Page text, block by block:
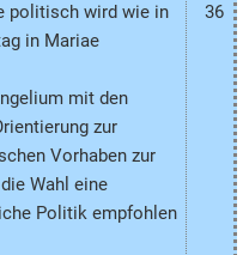
politisch wird wie in
in Mariae
mit den
zur
Vorhaben zur
Wahl eine
Politik empfohlen
36